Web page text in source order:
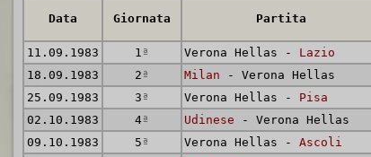
Data Giornata Partita
11.09.1983
1 ª Verona Hellas - Lazio
18.09.1983
2 ª Milan - Verona Hellas
25.09.1983
3 ª Verona Hellas - Pisa
02.10.1983
4ª Udinese - Verona Hellas
09.10.1983
5 ª Verona Hellas - Ascoli